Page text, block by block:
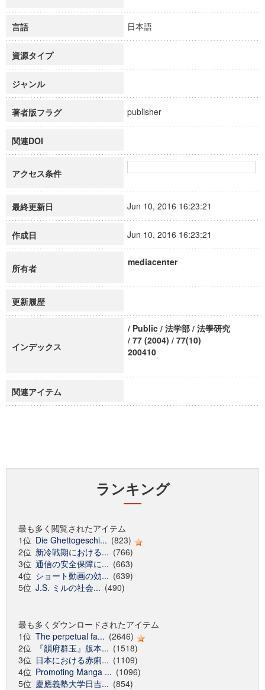
言語 日本語
資源タイプ
ジャンル
著者版フラグ publisher
関連DOI
アクセス条件
最終更新日 Jun 10, 2016 16:23:21
作成日 Jun 10, 2016 16:23:21
所有者
mediacenter
更新履歴
インデックス
/ Public / 法学部 / 法學研究
/ 77 (2004) / 77(10)
200410
関連アイテム
ランキング
最も多く閲覧されたアイテム
1位 Die Ghettogeschi... (823)
2位 新冷戦期における... (766)
3位 通信の安全保障に... (663)
4位 ショート動画の効... (639)
5位 J.S. ミルの社会... (490)
最も多くダウンロードされたアイテム
1位 The perpetual fa... (2646)
2位
『韻府群玉』版本... (1518)
3位 日本における赤痢... (1109)
4位 Promoting Manga ... (1096)
5位 慶應義塾大学日吉... (854)